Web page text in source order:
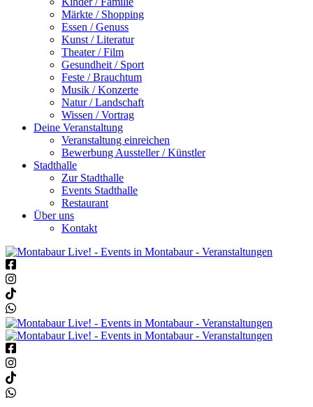
Märkte / Shopping
Essen / Genuss
Kunst / Literatur
Theater / Film
Gesundheit / Sport
Feste / Brauchtum
Musik / Konzerte
Natur / Landschaft
Wissen / Vortrag
Deine Veranstaltung
Veranstaltung einreichen
Bewerbung Aussteller / Künstler
Stadthalle
Zur Stadthalle
Events Stadthalle
Restaurant
Über uns
Kontakt